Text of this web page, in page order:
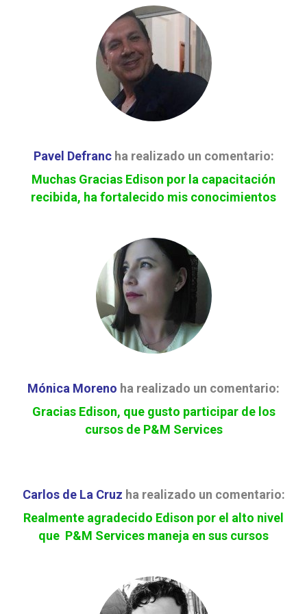
Pavel Defranc ha realizado un comentario:
Muchas Gracias Edison por la capacitación
recibida, ha fortalecido mis conocimientos
Mónica Moreno ha realizado un comentario:
Gracias Edison, que gusto participar de los
cursos de P&M Services
Carlos de La Cruz ha realizado un comentario:
Realmente agradecido Edison por el alto nivel
que P&M Services maneja en sus cursos